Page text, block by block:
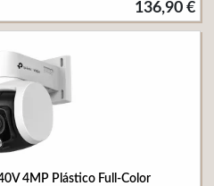
136,90 €
4MP Plástico Full-Color